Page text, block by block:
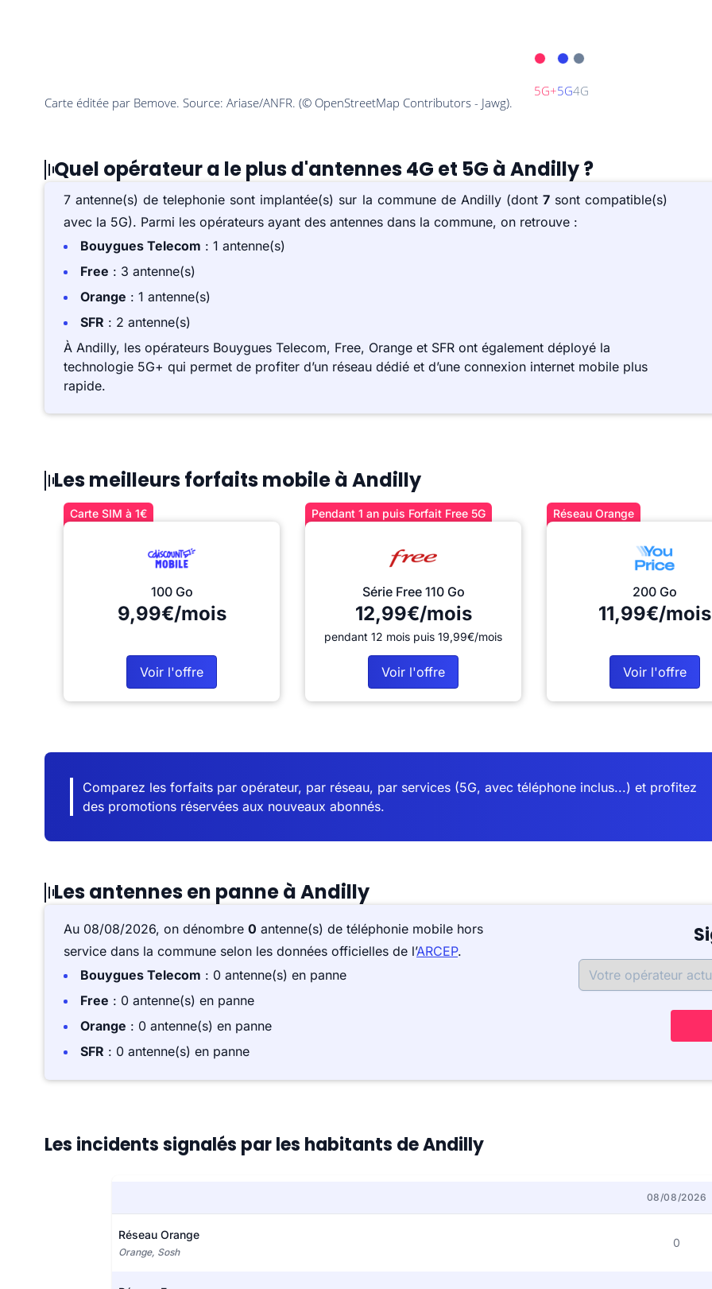
Quel opérateur a le plus d'antennes 4G et 5G à Andilly ?
7 antenne(s) de telephonie sont implantée(s) sur la commune de Andilly (dont 7sont compatible(s)
avec la 5G). Parmi les opérateurs ayant des antennes dans la commune, on retrouve :
Bouygues Telecom : 1 antenne(s)
Free : 3 antenne(s)
Orange : 1 antenne(s)
SFR : 2 antenne(s)
À Andilly, les opérateurs Bouygues Telecom, Free, Orange et SFR ont également déployé la
technologie 5G+ qui permet de profiter d’un réseau dédié et d’une connexion internet mobile plus
rapide.
Les meilleurs forfaits mobile à Andilly
Carte SIM à 1€
100 Go
9,99€/mois
Voir l'offre
Pendant 1 an puis Forfait Free 5G
Série Free 110 Go
12,99€/mois
pendant 12 mois puis 19,99€/mois
Voir l'offre
Réseau Orange
200 Go
11,99€/mois
Voir l'offre
Comparez les forfaits par opérateur, par réseau, par services (5G, avec téléphone inclus...) et profitez
des promotions réservées aux nouveaux abonnés.
Les antennes en panne à Andilly
Au 08/08/2026, on dénombre 0 antenne(s) de téléphonie mobile hors
service dans la commune selon les données officielles de l’ARCEP.
Bouygues Telecom : 0 antenne(s) en panne
Free : 0 antenne(s) en panne
Orange : 0 antenne(s) en panne
SFR : 0 antenne(s) en panne
Les incidents signalés par les habitants de Andilly
08/08/2026
Réseau Orange
Orange, Sosh
0